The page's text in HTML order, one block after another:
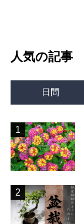
人気の記事
日間
1
2